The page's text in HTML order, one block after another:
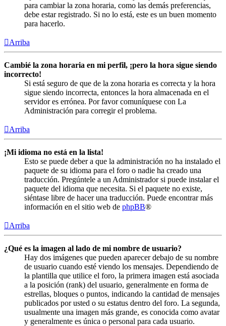
para cambiar la zona horaria, como las demás preferencias,
debe estar registrado. Si no lo está, este es un buen momento
para hacerlo.
Arriba
Cambié la zona horaria en mi perfil, ¡pero la hora sigue siendo
incorrecto!
Si está seguro de que de la zona horaria es correcta y la hora
sigue siendo incorrecta, entonces la hora almacenada en el
servidor es errónea. Por favor comuníquese con La
Administración para corregir el problema.
Arriba
¡Mi idioma no está en la lista!
Esto se puede deber a que la administración no ha instalado el
paquete de su idioma para el foro o nadie ha creado una
traducción. Pregúntele a un Administrador si puede instalar el
paquete del idioma que necesita. Si el paquete no existe,
siéntase libre de hacer una traducción. Puede encontrar más
información en el sitio web de phpBB®
Arriba
¿Qué es la imagen al lado de mi nombre de usuario?
Hay dos imágenes que pueden aparecer debajo de su nombre
de usuario cuando esté viendo los mensajes. Dependiendo de
la plantilla que utilice el foro, la primera imagen está asociada
a la posición (rank) del usuario, generalmente en forma de
estrellas, bloques o puntos, indicando la cantidad de mensajes
publicados por usted o su estatus dentro del foro. La segunda,
usualmente una imagen más grande, es conocida como avatar
y generalmente es única o personal para cada usuario.